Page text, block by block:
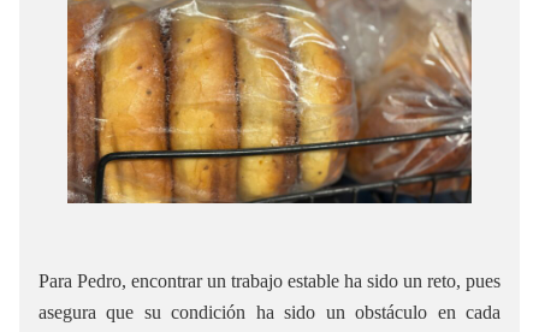
Para Pedro, encontrar un trabajo estable ha sido un reto, pues
asegura que su condición ha sido un obstáculo en cada